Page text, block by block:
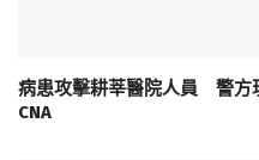
病患攻擊耕莘醫院人員 警方
CNA